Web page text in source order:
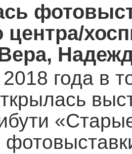
центра/
года в